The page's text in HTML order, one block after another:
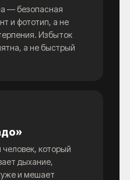
— безопасная
и фототип, а не
Избыток
а не быстрый
который
дыхание,
и мешает